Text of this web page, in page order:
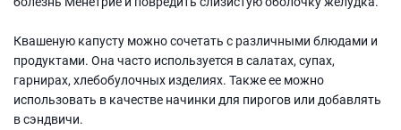
Квашеную капусту можно сочетать с различными блюдами и
продуктами. Она часто используется в салатах, супах,
гарнирах, хлебобулочных изделиях. Также ее можно
использовать в качестве начинки для пирогов или добавлять
в сэндвичи.